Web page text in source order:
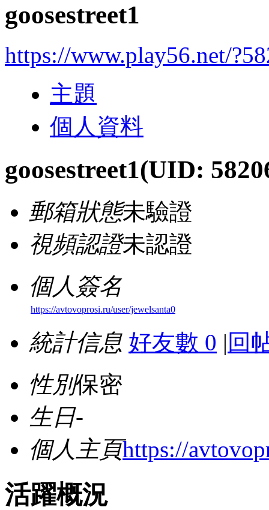
goosestreet1
https://www.play56.net/
主題
個人資料
goosestreet1(UID:
郵箱狀態未驗證
視頻認證未認證
個人簽名
https://avtovoprosi.ru/user/jewelsanta0
統計信息 好友數 0 | 回
性別保密
生日-
個人主頁https://
活躍概況